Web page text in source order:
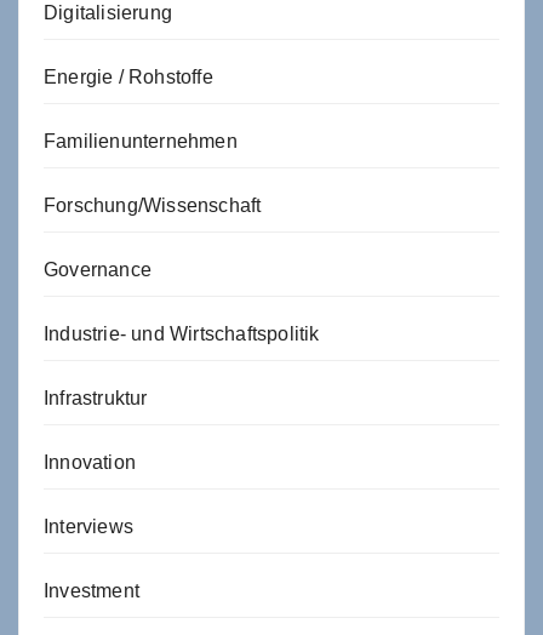
Digitalisierung
Energie / Rohstoffe
Familienunternehmen
Forschung/Wissenschaft
Governance
Industrie- und Wirtschaftspolitik
Infrastruktur
Innovation
Interviews
Investment